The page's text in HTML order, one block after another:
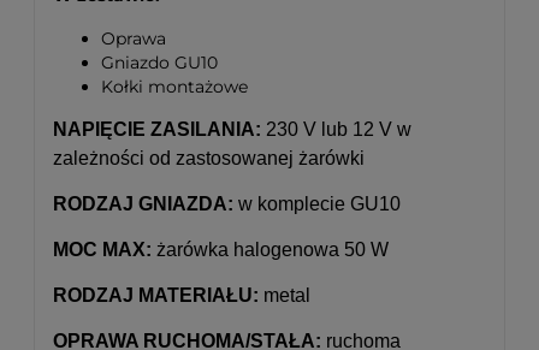
Oprawa
Gniazdo GU10
Kołki montażowe
NAPIĘCIE ZASILANIA: 230 V lub 12 V w
zależności od zastosowanej żarówki
RODZAJ GNIAZDA: w komplecie GU10
MOC MAX: żarówka halogenowa 50 W
RODZAJ MATERIAŁU: metal
OPRAWA RUCHOMA/STAŁA: ruchoma